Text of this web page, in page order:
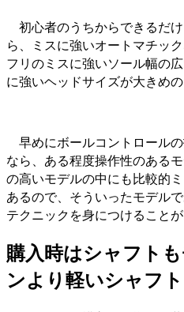
初心者のうちからできるだ
ら、ミスに強いオートマチッ
フリのミスに強いソール幅の
に強いヘッドサイズが大きめ
早めにボールコントロール
なら、ある程度操作性のある
の高いモデルの中にも比較的
あるので、そういったモデル
テクニックを身につけることが
購入時はシャフト
ンより軽いシャフ